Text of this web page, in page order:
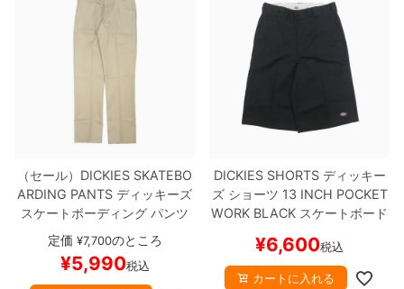
（セール） DICKIES SKATEBO
ARDING PANTS ディッキーズ
スケートボーディング パンツ
ジーンズSLIM FIT FLEX PANT
DESERT SAND スケートボー
ド スケボー
定価 ¥7,700のところ
¥5,990税込
DICKIES SHORTSディッキー
ズショーツ 13 INCH POCKET
WORK BLACK スケートボード
¥6,600税込
カートに入れる